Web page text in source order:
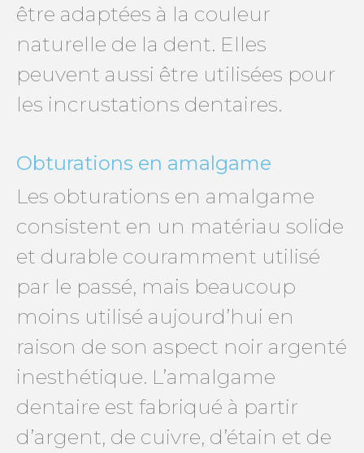
être adaptées à la couleur
naturelle de la dent. Elles
peuvent aussi être utilisées pour
les incrustations dentaires.
Obturations en amalgame
Les obturations en amalgame
consistent en un matériau solide
et durable couramment utilisé
par le passé, mais beaucoup
moins utilisé aujourd’hui en
raison de son aspect noir argenté
inesthétique. L’amalgame
dentaire est fabriqué à partir
d’argent, de cuivre, d’étain et de